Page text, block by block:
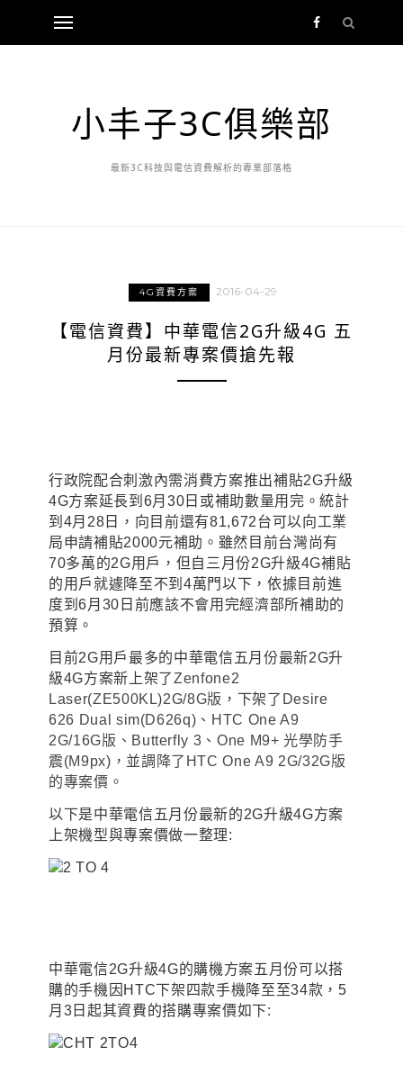
小丰子3C俱樂部
最新3C科技與電信資費解析的專業部落格
4G資費方案 2016-04-29
【電信資費】中華電信2G升級4G 五
月份最新專案價搶先報
行政院配合刺激內需消費方案推出補貼2G升級
4G方案延長到6月30日或補助數量用完 。統計
到4月28日
， 向目前還有81,672台可以向工業
局申請補貼2000元補助 。雖然目前台灣尚有
70多萬的2G用戶 ， 但自三月份2G升級4G補貼
的用戶就遽降至不到4萬門以下 ，依據目前進
度到6月30日前應該不會用完經濟部所補助的
預算 。
目前2G用戶最多的中華電信五月份最新2G升
級4G方案新上架了Zenfone2
Laser(ZE500KL)2G/8G版 ，下架了 Desire
626 Dual sim(D626q) 、HTC One A9
2G/16G版、Butterfly 3、One M9+ 光學防手
震(M9px)，並調降了HTC One A9 2G/32G版
的專案價。
以下是中華電信五月份最新的2G升級4G方案
上架機型與專案價做一整理:
中華電信2G升級4G的購機方案五月份可以搭
購的手機因HTC下架四款手機降至至34款 ，5
月3日起其資費的搭購專案價如下: